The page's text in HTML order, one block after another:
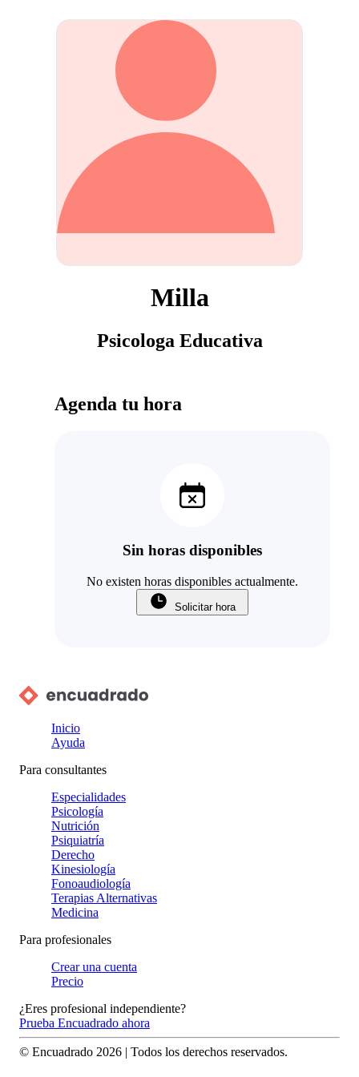
Milla
Psicologa Educativa
Agenda tu hora
Sin horas disponibles
No existen horas disponibles actualmente.
Solicitar hora
Inicio
Ayuda
Para consultantes
Especialidades
Psicología
Nutrición
Psiquiatría
Derecho
Kinesiología
Fonoaudiología
Terapias Alternativas
Medicina
Para profesionales
Crear una cuenta
Precio
¿Eres profesional independiente?
Prueba Encuadrado ahora
© Encuadrado 2026 | Todos los derechos reservados.